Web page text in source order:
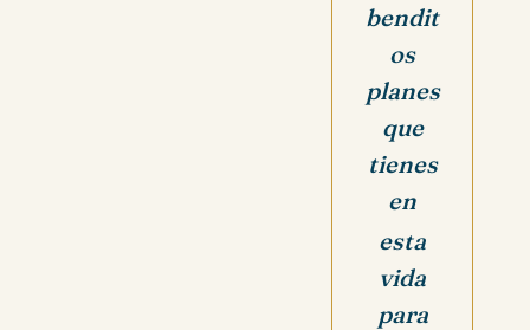
bendit
os
planes
que
tienes
en
esta
vida
para